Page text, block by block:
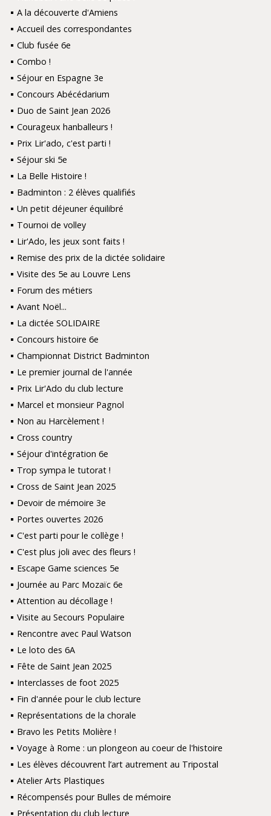
A la découverte d'Amiens
Accueil des correspondantes
Club fusée 6e
Combo !
Séjour en Espagne 3e
Concours Abécédarium
Duo de Saint Jean 2026
Courageux hanballeurs !
Prix Lir'ado, c'est parti !
Séjour ski 5e
La Belle Histoire !
Badminton : 2 élèves qualifiés
Un petit déjeuner équilibré
Tournoi de volley
Lir'Ado, les jeux sont faits !
Remise des prix de la dictée solidaire
Visite des 5e au Louvre Lens
Forum des métiers
Avant Noël...
La dictée SOLIDAIRE
Concours histoire 6e
Championnat District Badminton
Le premier journal de l'année
Prix Lir'Ado du club lecture
Marcel et monsieur Pagnol
Non au Harcèlement !
Cross country
Séjour d'intégration 6e
Trop sympa le tutorat !
Cross de Saint Jean 2025
Devoir de mémoire 3e
Portes ouvertes 2026
C'est parti pour le collège !
C'est plus joli avec des fleurs !
Escape Game sciences 5e
Journée au Parc Mozaïc 6e
Attention au décollage !
Visite au Secours Populaire
Rencontre avec Paul Watson
Le loto des 6A
Fête de Saint Jean 2025
Interclasses de foot 2025
Fin d'année pour le club lecture
Représentations de la chorale
Bravo les Petits Molière !
Voyage à Rome : un plongeon au coeur de l'histoire
Les élèves découvrent l’art autrement au Tripostal
Atelier Arts Plastiques
Récompensés pour Bulles de mémoire
Présentation du club lecture